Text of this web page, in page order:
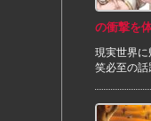
の衝撃を
現実世界
笑必至の話